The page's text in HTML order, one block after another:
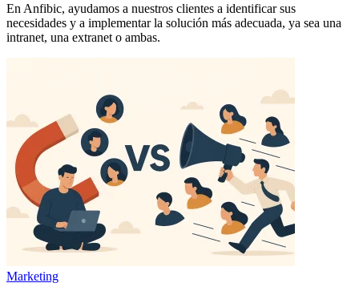
En Anfibic, ayudamos a nuestros clientes a identificar sus
necesidades y a implementar la solución más adecuada, ya sea una
intranet, una extranet o ambas.
Marketing